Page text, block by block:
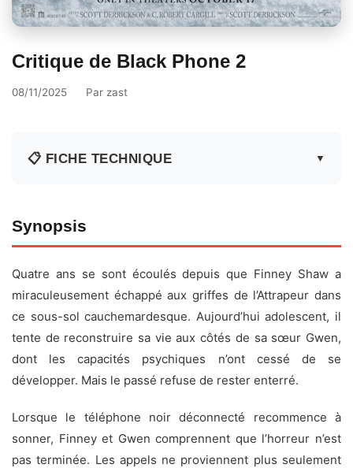
Critique de Black Phone 2
08/11/2025 Par zast
📋 FICHE TECHNIQUE ▼
Réalisateur : Scott Derrickson
Ethan Hawke, Mason Thames, Madeleine
McGraw
Date de sortie : 15 octobre 2025
Durée :1h54
États-Unis, Canada
Synopsis
Quatre ans se sont écoulés depuis que Finney Shaw a
miraculeusement échappé aux griffes de l’Attrapeur dans
ce sous-sol cauchemardesque. Aujourd’hui adolescent, il
tente de reconstruire sa vie aux côtés de sa sœur Gwen,
dont les capacités psychiques n’ont cessé de se
développer. Mais le passé refuse de rester enterré.
Lorsque le téléphone noir déconnecté recommence à
sonner, Finney et Gwen comprennent que l’horreur n’est
pas terminée. Les appels ne proviennent plus seulement